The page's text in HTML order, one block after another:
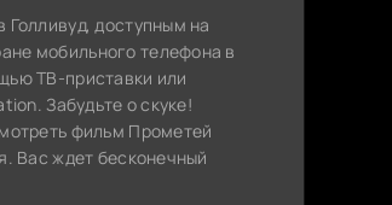
доступным на
мобильного телефона в
ТВ-приставки или
Забудьте о скуке!
фильм Прометей
Вас ждет бесконечный